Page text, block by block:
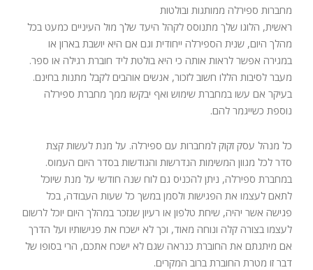
מחברות ספירלה ממותגות ובולטות
ראשית, הלוגו שלך מתנוסס לקהל היעד שלך מול העיניים כמעט בכל
מהלך היום, שנית הספירלה ייחודית וגם אם היא יושבת בארון או
במגירה אפשר לראות אותה כי היא בולטת ליד חוברת רגילה או ספר.
מעבר לסיבות הללו חשוב לזכור, אנשים אוהבים לקבל מתנות בחינם.
בעיקר אם עשו במחברת שימוש ואף יבקשו ממך מחברת ספירלה
נוספת כשייגמר להם.
כל מנהל עסק זקוק למחברות עם ספירלה. על מנת לעשות קצת
סדר לכל מגוון המשימות הנדרשות והגודשות בסדר היום העמוס.
במחברת ספירלה, ניתן להכניס גם לוח שנה חודשי על מנת שיוכל
לתאם לעצמו את הפגישות ולסמן במשך כל שעות העבודה, בכל
פגישה אשר יהיה, שיחת טלפון או רעיון שנזכר במהלך היום יוכל לרשום
לעצמו בצורה קלה ונוחה מאוד, וכך לא ישכח את פגישותיו ועל הדרך
אם מיתגתם את החוברת כנראה שגם לא ישכח אתכם, הרי בסופו של
דבר זו מטרת החוברת ברוב המקרים.